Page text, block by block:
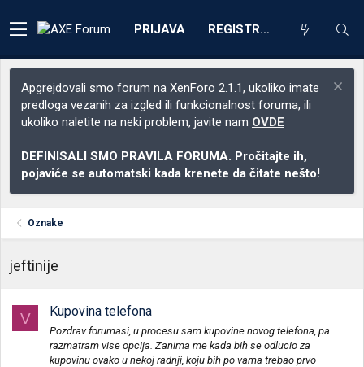
PRIJAVA REGISTRACIJA
Apgrejdovali smo forum na XenForo 2.1.1, ukoliko imate
predloga vezanih za izgled ili funkcionalnost foruma, ili
ukoliko naletite na neki problem, javite nam OVDE
DEFINISALI SMO PRAVILA FORUMA. Pročitajte ih,
pojaviće se automatski kada krenete da čitate nešto!
Oznake
jeftinije
V Kupovina telefona
Pozdrav forumasi, u procesu sam kupovine novog telefona, pa
razmatram vise opcija. Zanima me kada bih se odlucio za
kupovinu ovako u nekoj radnji, koju bih po vama trebao prvo